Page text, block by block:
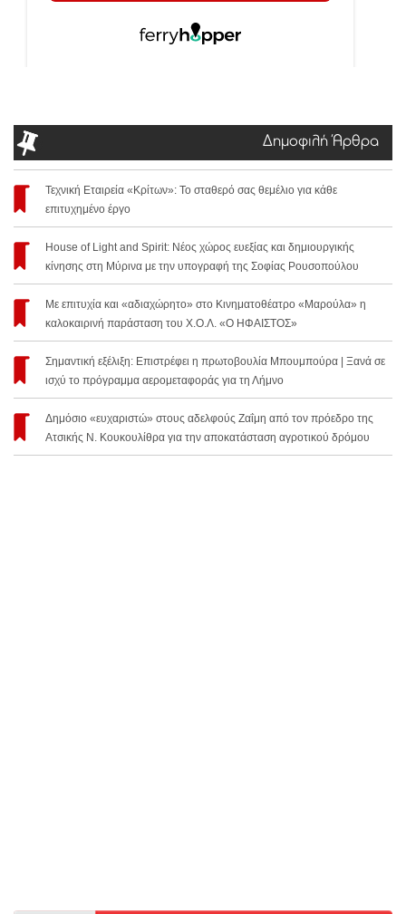
Δημοφιλή Άρθρα
Τεχνική Εταιρεία «Κρίτων»: Το σταθερό σας θεμέλιο για κάθε
επιτυχημένο έργο
House of Light and Spirit: Νέος χώρος ευεξίας και δημιουργικής
κίνησης στη Μύρινα με την υπογραφή της Σοφίας Ρουσοπούλου
Με επιτυχία και «αδιαχώρητο» στο Κινηματοθέατρο «Μαρούλα» η
καλοκαιρινή παράσταση του Χ.Ο.Λ. «Ο ΗΦΑΙΣΤΟΣ»
Σημαντική εξέλιξη: Επιστρέφει η πρωτοβουλία Μπουμπούρα | Ξανά σε
ισχύ το πρόγραμμα αερομεταφοράς για τη Λήμνο
Δημόσιο «ευχαριστώ» στους αδελφούς Ζαΐμη από τον πρόεδρο της
Ατσικής Ν. Κουκουλίθρα για την αποκατάσταση αγροτικού δρόμου